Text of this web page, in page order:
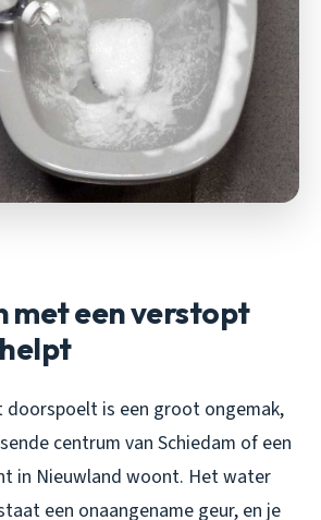
met een verstopt
is een groot ongemak,
centrum van Schiedam of een
in Nieuwland woont. Het water
een onaangename geur, en je